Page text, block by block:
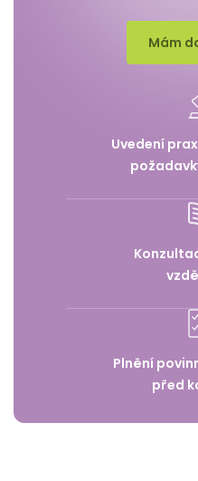
Mám
Uvedení
Plnění
před